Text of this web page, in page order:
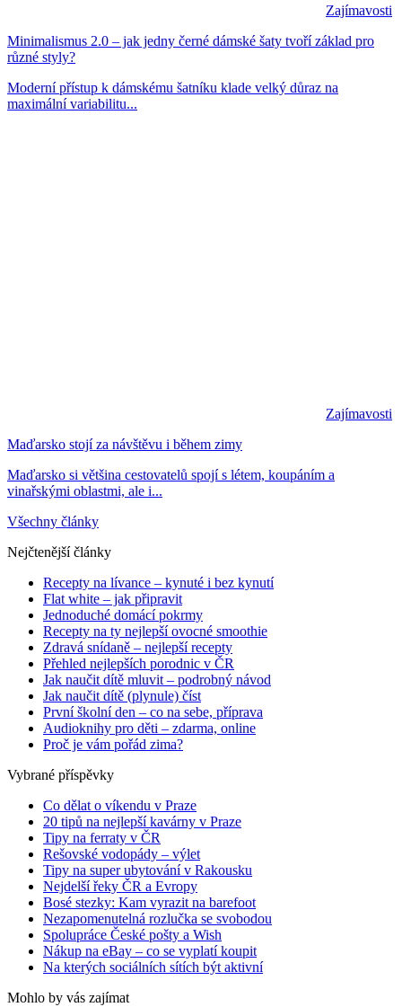
Zajímavosti
Minimalismus 2.0 – jak jedny černé dámské šaty tvoří základ pro
různé styly?
Moderní přístup k dámskému šatníku klade velký důraz na
maximální variabilitu...
Zajímavosti
Maďarsko stojí za návštěvu i během zimy
Maďarsko si většina cestovatelů spojí s létem, koupáním a
vinařskými oblastmi, ale i...
Všechny články
Nejčtenější články
Recepty na lívance – kynuté i bez kynutí
Flat white – jak připravit
Jednoduché domácí pokrmy
Recepty na ty nejlepší ovocné smoothie
Zdravá snídaně – nejlepší recepty
Přehled nejlepších porodnic v ČR
Jak naučit dítě mluvit – podrobný návod
Jak naučit dítě (plynule) číst
První školní den – co na sebe, příprava
Audioknihy pro děti – zdarma, online
Proč je vám pořád zima?
Vybrané příspěvky
Co dělat o víkendu v Praze
20 tipů na nejlepší kavárny v Praze
Tipy na ferraty v ČR
Rešovské vodopády – výlet
Tipy na super ubytování v Rakousku
Nejdelší řeky ČR a Evropy
Bosé stezky: Kam vyrazit na barefoot
Nezapomenutelná rozlučka se svobodou
Spolupráce České pošty a Wish
Nákup na eBay – co se vyplatí koupit
Na kterých sociálních sítích být aktivní
Mohlo by vás zajímat